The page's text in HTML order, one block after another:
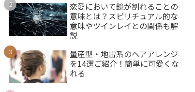
恋愛において鏡が割れることの
意味とは？スピリチュアル的な
意味やツインレイとの関係も解
説
量産型・地雷系のヘアアレンジ
を14選ご紹介！簡単に可愛くな
れる